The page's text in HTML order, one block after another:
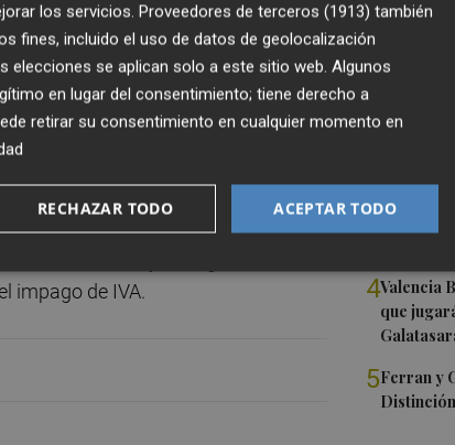
1
Foios
Mario
3 Valencia
en casa
4Valencia
que
5Ferran y
a los medios.
IVA e IRPF, entre 2010 y 2013,
impuesto de IVA, ya que la jueza
de delito por las cantidades
por esta causa se une la que
Patxi Izco, y el ex gerente de la
impago de IVA.
los servicios. Proveedores de terceros (1913) también
fines, incluido el uso de datos de geolocalización
elecciones se aplican solo a este sitio web. Algunos
en lugar del consentimiento; tiene derecho a
retirar su consentimiento en cualquier momento en
ACEPTAR TODO
RECHAZAR TODO